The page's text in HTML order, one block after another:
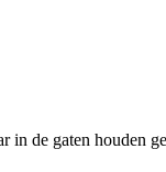
in de gaten houden